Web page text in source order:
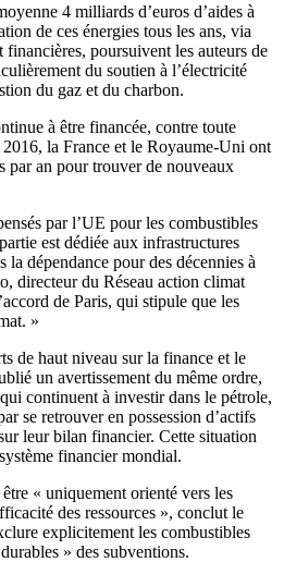
4 milliards d’euros d’aides à
de ces énergies tous les ans, via
financières, poursuivent les auteurs de
du soutien à l’électricité
du gaz et du charbon.
à être financée, contre toute
la France et le Royaume-Uni ont
par an pour trouver de nouveaux
par l’UE pour les combustibles
est dédiée aux infrastructures
la dépendance pour des décennies à
directeur du Réseau action climat
de Paris, qui stipule que les
»
de haut niveau sur la finance et le
un avertissement du même ordre,
continuent à investir dans le pétrole,
se retrouver en possession d’actifs
leur bilan financier. Cette situation
financier mondial.
« uniquement orienté vers les
des ressources », conclut le
explicitement les combustibles
» des subventions.